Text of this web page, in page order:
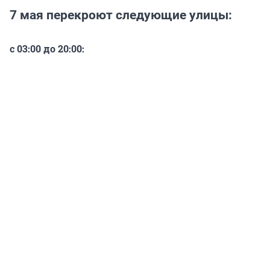
7 мая перекроют следующие улицы:
с 03:00 до 20:00: